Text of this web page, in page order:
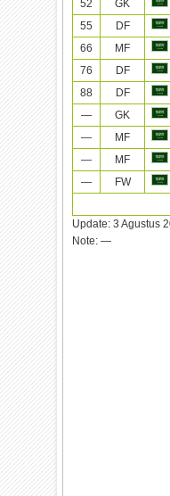
52
GK
55
DF
66
MF
76
DF
88
DF
—
GK
—
MF
—
MF
—
FW
Update:3 Agustus
Note: —